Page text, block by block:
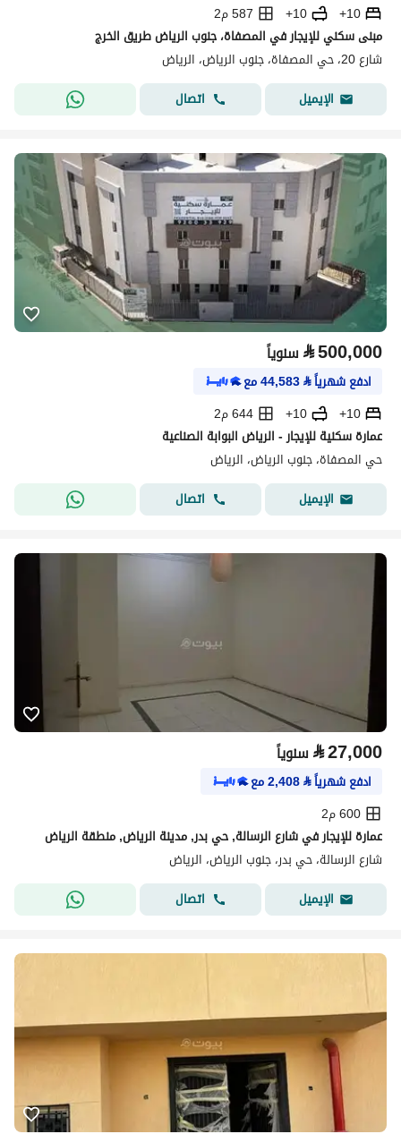
10+
10+
587 م2
مبنى سكني للإيجار في المصفاة، جنوب الرياض طريق الخرج
شارع 20، حي المصفاة، جنوب الرياض، الرياض
الإيميل
اتصال
⃁500,000 سنوياً
ادفع شهرياً⃁
44,583مع
10+
10+
644 م2
عمارة سكنية للإيجار - الرياض البوابة الصناعية
حي المصفاة، جنوب الرياض، الرياض
الإيميل
اتصال
⃁27,000 سنوياً
ادفع شهرياً⃁
2,408مع
600 م2
عمارة للإيجار في شارع الرسالة, حي بدر, مدينة الرياض, منطقة الرياض
شارع الرسالة، حي بدر، جنوب الرياض، الرياض
الإيميل
اتصال